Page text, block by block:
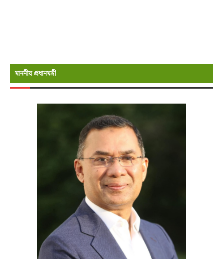
মাননীয় প্রধানমন্রী